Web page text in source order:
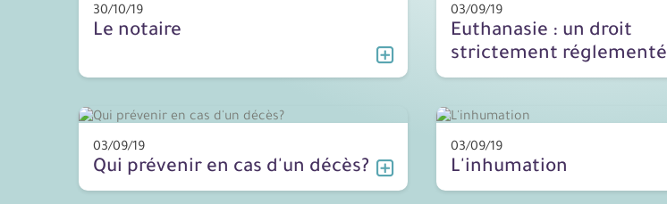
30/10/19
Le notaire
03/09/19
Euthanasie : un droit
strictement réglementé
03/09/19
Qui prévenir en cas d'un décès?
03/09/19
L'inhumation